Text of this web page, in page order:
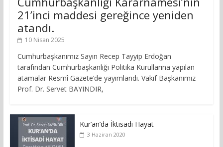
21’inci maddesi gereğince yeniden
atandı.
10 Nisan 2025
Cumhurbaşkanımız Sayın Recep Tayyip Erdoğan
tarafından Cumhurbaşkanlığı Politika Kurullarına yapılan
atamalar Resmî Gazete’de yayımlandı. Vakıf Başkanımız
Prof. Dr. Servet BAYINDIR,
Kur’an’da İktisadi Hayat
3 Haziran 2020